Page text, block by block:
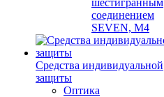
шестигранным
соединением
SEVEN, М4
Средства индивидуальной
защиты
Оптика